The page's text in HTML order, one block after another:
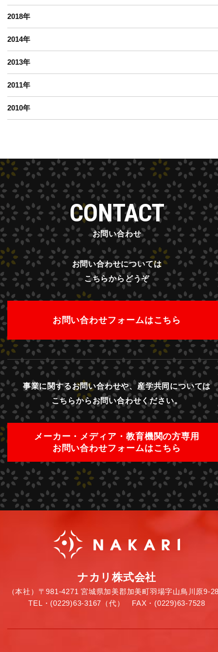
2018年
2014年
2013年
2011年
2010年
CONTACT
お問い合わせ
お問い合わせについては
こちらからどうぞ
お問い合わせフォームはこちら
事業に関するお問い合わせや、産学共同については
こちらからお問い合わせください。
メーカー・メディア・教育機関の方専用
お問い合わせフォームはこちら
ナカリ株式会社
（本社）〒981-4271 宮城県加美郡加美町羽場字山鳥川原9-
TEL・(0229)63-3167（代） FAX・(0229)63-7528